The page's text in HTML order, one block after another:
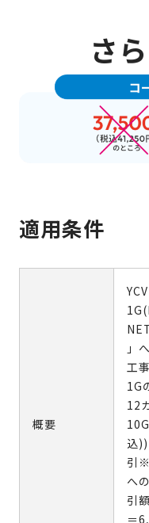
さ
適用条件
概要
」
工
1G
12
込
引
へ
引
＝